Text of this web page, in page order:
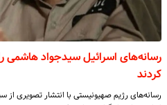
رسانه‌های اسرائیل سیدجواد هاشمی
کردند
رسانه‌های رژیم صهیونیستی با انتشار تصویری از